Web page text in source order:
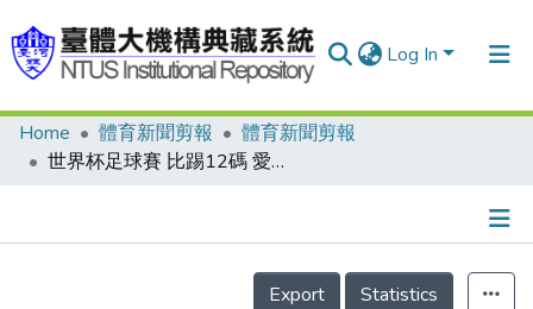
Log In
Communities & Collections
Home 體育新聞剪報
體育新聞剪報
世界杯足球賽 比踢12碼 愛爾蘭贏啦 纏?羅馬尼亞恰似足球馬拉松 5:4 勝果得來不易/愛爾蘭對羅馬尼亞先發陣容表/世界杯第2輪16強淘汰賽程及戰績表
Details
Export
Statistics